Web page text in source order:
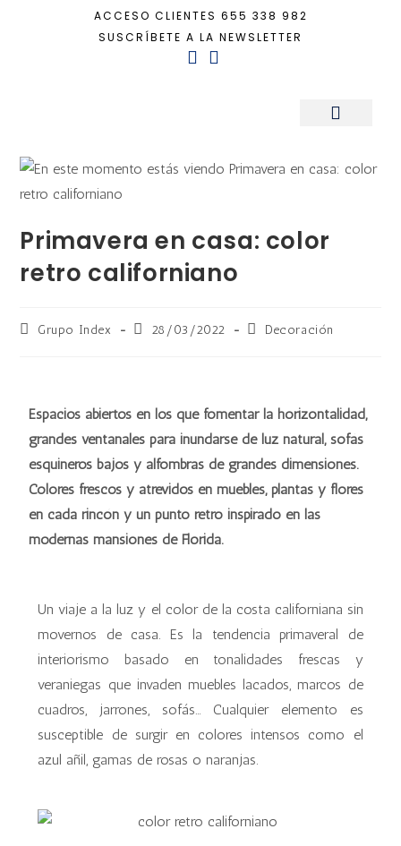
ACCESO CLIENTES 655 338 982
SUSCRÍBETE A LA NEWSLETTER
Primavera en casa: color
retro californiano
Grupo Index 28/03/2022 Decoración
Espacios abiertos en los que fomentar la horizontalidad,
grandes ventanales para inundarse de luz natural, sofás
esquineros bajos y alfombras de grandes dimensiones.
Colores frescos y atrevidos en muebles, plantas y flores
en cada rincón y un punto retro inspirado en las
modernas mansiones de Florida.
Un viaje a la luz y el color de la costa californiana sin
movernos de casa. Es la tendencia primaveral de
interiorismo basado en tonalidades frescas y
veraniegas que invaden muebles lacados, marcos de
cuadros, jarrones, sofás… Cualquier elemento es
susceptible de surgir en colores intensos como el
azul añil, gamas de rosas o naranjas.